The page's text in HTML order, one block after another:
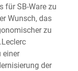
für SB-Ware zu
Wunsch, das
zu
einer
der